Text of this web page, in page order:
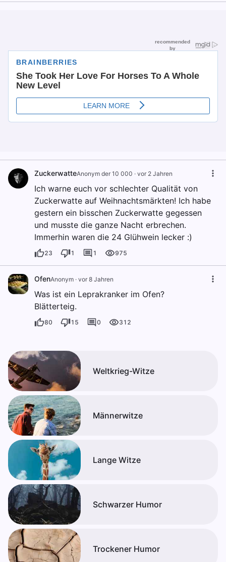
ZuckerwatteAnonym der 10 000 · vor 2 Jahren
Ich warne euch vor schlechter Qualität von
Zuckerwatte auf Weihnachtsmärkten! Ich habe
gestern ein bisschen Zuckerwatte gegessen
und musste die ganze Nacht erbrechen.
Immerhin waren die 24 Glühwein lecker :)
23 1 1 975
OfenAnonym · vor 8 Jahren
Was ist ein Leprakranker im Ofen?
Blätterteig.
80 15 0 312
Weltkrieg-Witze
Männerwitze
Lange Witze
Schwarzer Humor
Trockener Humor